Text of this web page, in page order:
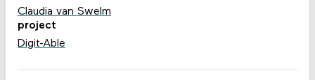
Claudia van Swelm
project
Digit-Able